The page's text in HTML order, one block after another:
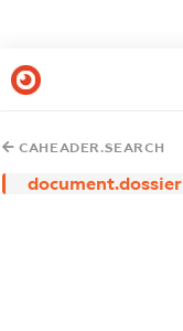
CAHEADER.SEARCH
document.dossier